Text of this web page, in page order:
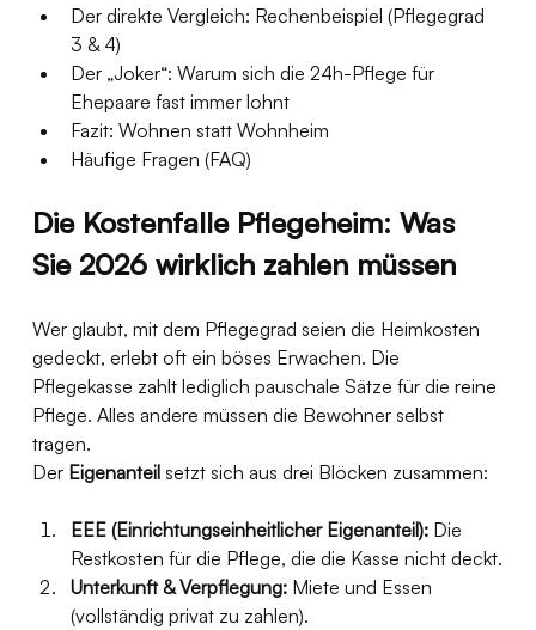
Der direkte Vergleich: Rechenbeispiel (Pflegegrad
3 & 4)
Der „Joker“: Warum sich die 24h-Pflege für
Ehepaare fast immer lohnt
Fazit: Wohnen statt Wohnheim
Häufige Fragen (FAQ)
Die Kostenfalle Pflegeheim: Was
Sie 2026 wirklich zahlen müssen
Wer glaubt, mit dem Pflegegrad seien die Heimkosten
gedeckt, erlebt oft ein böses Erwachen. Die
Pflegekasse zahlt lediglich pauschale Sätze für die reine
Pflege. Alles andere müssen die Bewohner selbst
tragen.
Der Eigenanteil setzt sich aus drei Blöcken zusammen:
EEE (Einrichtungseinheitlicher Eigenanteil): Die
Restkosten für die Pflege, die die Kasse nicht deckt.
Unterkunft & Verpflegung: Miete und Essen
(vollständig privat zu zahlen).